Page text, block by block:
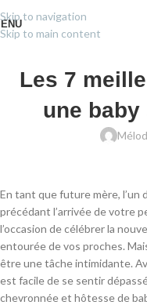
Skip to navigation
Skip to main content
Les 7
une
En tant que future mère,
précédant l’arrivée de votre
l’occasion de célébrer la
entourée de vos proches.
être une tâche intimidante.
est facile de se sentir
chevronnée et hôtesse de